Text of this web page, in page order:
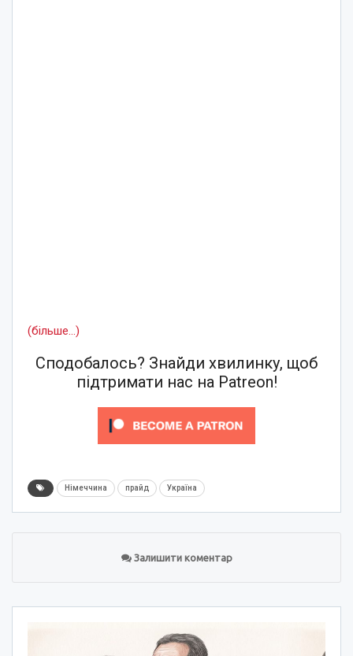
(більше…)
Сподобалось? Знайди хвилинку, щоб
підтримати нас на Patreon!
Німеччина прайд Україна
Залишити коментар